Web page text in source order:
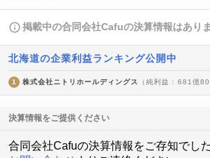
掲載中の合同会社Cafuの決算情報はありま
北海道の企業利益ランキング公開中
1 株式会社ニトリホールディングス （純利益 : 681億
決算情報をご提供ください
合同会社Cafuの決算情報をご存知でし